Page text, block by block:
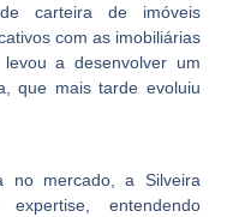
carteira de imóveis
com as imobiliárias
a desenvolver um
que mais tarde evoluiu
no mercado, a Silveira
entendendo